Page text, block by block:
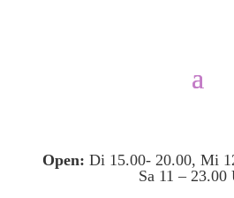
Open: Di 15.00- 20.00, Mi
Sa 11 – 23.00